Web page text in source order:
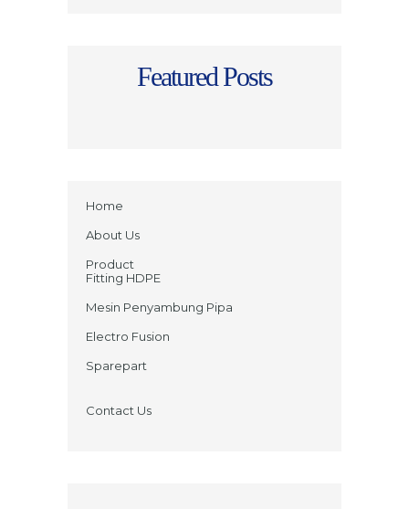
Featured Posts
Home
About Us
Product
Fitting HDPE
Mesin Penyambung Pipa
Electro Fusion
Sparepart
Contact Us